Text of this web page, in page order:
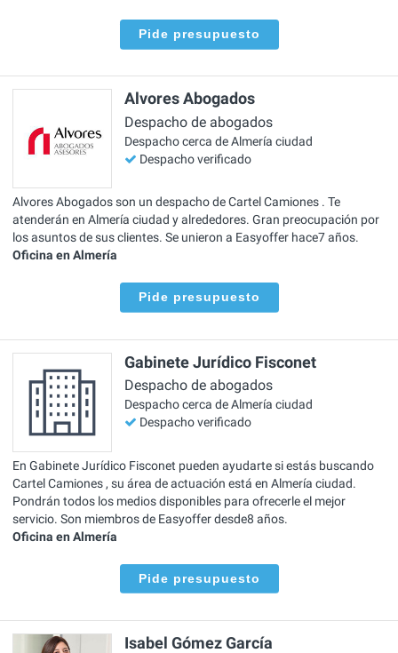
Pide presupuesto
Alvores Abogados
Despacho de abogados
Despacho cerca de Almería ciudad
Despacho verificado
Alvores Abogados son un despacho de Cartel Camiones . Te
atenderán en Almería ciudad y alrededores. Gran preocupación por
los asuntos de sus clientes. Se unieron a Easyoffer hace7 años.
Oficina en Almería
Pide presupuesto
Gabinete Jurídico Fisconet
Despacho de abogados
Despacho cerca de Almería ciudad
Despacho verificado
En Gabinete Jurídico Fisconet pueden ayudarte si estás buscando
Cartel Camiones , su área de actuación está en Almería ciudad.
Pondrán todos los medios disponibles para ofrecerle el mejor
servicio. Son miembros de Easyoffer desde8 años.
Oficina en Almería
Pide presupuesto
Isabel Gómez García